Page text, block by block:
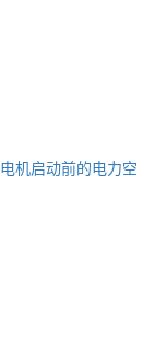
机启动前的电力空